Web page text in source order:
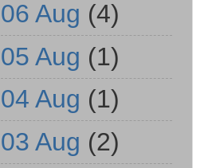
06 Aug (4)
05 Aug (1)
04 Aug (1)
03 Aug (2)